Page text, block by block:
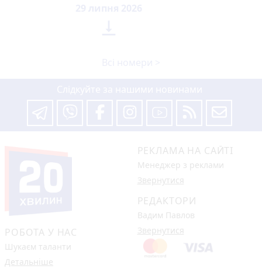
РОБОТА У НАС
Шукаєм таланти
Детальніше
РЕКЛАМА НА САЙТІ
Менеджер з реклами
Звернутися
РЕДАКТОРИ
Вадим Павлов
Звернутися